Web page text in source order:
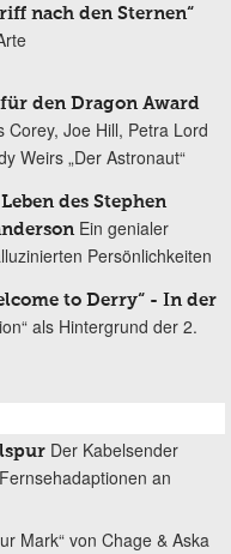
nach den Sternen“
den Dragon Award
Corey, Joe Hill, Petra Lord
Weirs „Der Astronaut“
des Stephen
Ein genialer
Persönlichkeiten
to Derry“ - In der
als Hintergrund der 2.
Der Kabelsender
an
Mark“ von Chage & Aska